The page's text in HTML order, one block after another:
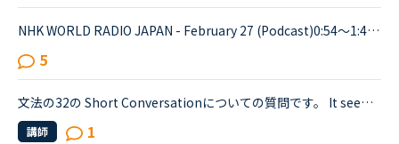
NHK WORLD RADIO JAPAN - February 27 (Podcast)0:54～1:49The Japanese government is studying additional measures to prop up the tourist industry and smaller businesses hit hard by the spread of a ne...
5
文法の32の Short Conversationについての質問です。 It seems like Daniel and Olivia are distracted by the street noises this evening.Olivia What's the matter? You are thinking about something, aren't...
講師 1